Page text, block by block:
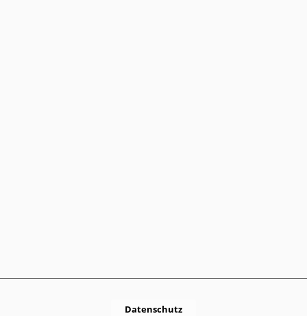
Datenschutz